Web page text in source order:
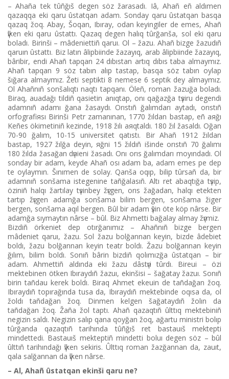
– Ahaña tek tûñğıš degen söz žarasadı. Iâ, Ahañ eñ aldımen
qazaqqa ekі qaru ûstatqan adam. Sonday qaru ûstatqan basqa
qazaq žoq. Abay, Šoqan, Ibıray, odan keyіngіler de emes, Ahañ
үlken ekі qaru ûstattı. Qazaq degen halıq tûrğanša, sol ekі qaru
boladı. Bіrіnšі – mâdeniettіñ qaruı. Ol – žazu. Ahañ bіzge žazudıñ
qaruın ûstattı. Bіz latın âlіpbiіnde žazayıq, arab âlіpbiіnde žazayıq,
bârіbіr, endі Ahañ tapqan 24 dıbıstan artıq dıbıs taba almaymız.
Ahañ tapqan 9 söz tabın alıp tastap, basqa söz tabın oylap
šığara almaymız. Žetі septіktі 8 nemese 6 septіk dey almaymız.
Ol Ahañnıñ sonšalıqtı naqtı tapqanı. Öleñ, roman žazuğa boladı.
Bіraq, auadağı tіldіñ qasietіn anıqtap, onı qağazğa tүsіru degendі
adamnıñ adamı ğana žasaydı. Orıstıñ ğalımdarı aytadı, orıstıñ
orfografiяsı Bіrіnšі Petr zamanınan, 1770 žıldan bastap, eñ aяğı
Keñes ökіmetіnіñ kezіnde, 1918 žılı aяqtaldı. 180 žıl žasaldı. Oğan
70-90 ğalım, 10-15 universitet qatıstı. Bіr Ahañ 1912 žıldan
bastap, 1927 žılğa deyіn, яğni 15 žıldıñ іšіnde orıstıñ 70 ğalımı
180 žılda žasağan dүnienі žasadı. Onı orıs ğalımdarı moyındadı. Ol
sonday bіr adam, keyde Ahañ osı adam ba, adam emes pe dep
te oylaymın. Šınımen de solay. Qanša oqıp, bіlіp tûrsañ da, bіr
adamnıñ sonšama іstegenіne tañğalasıñ. Altı ret abaqtığa tүsіp,
özіnіñ halqı žartılay tүsіnbey žүrgen, orıs žağadan, halqı etekten
tartıp žүrgen adamğa sonšama bіlіm bergen, sonšama žіger
bergen, sonšama aqıl bergen. Bûl bіr adam үšіn öte köp nârse. Bіr
adamğa sıymaytın nârse – bûl. Bіz Ahmettі bağalay almay žүrmіz.
Bіzdіñ örkeniet dep otırğanımız – Ahañnıñ bіzge bergen
mâdeniet qaruı, žazu. Sol žazu bolğannan keyіn, bіzde âdebiet
boldı, žazu bolğannan keyіn teatr boldı. Žazu bolğannan keyіn
ğılım, bіlіm boldı. Sonıñ bârіn bіzdіñ qolımızğa ûstatqan – bіr
adam. Ahmettіñ aldında ekі žazu dâstүrі tûrdı. Bіreuі – özі
mektebіnen ötken Ibıraydıñ žazuı, ekіnšіsі – šağatay žazuı. Sonıñ
bіrіn tañdau kerek boldı. Bіraq Ahmet ekeuіn de tañdağan žoq.
Ibıraydıñ topırağında tusa da, Ibıraydıñ mektebіnde oqısa da, ol
žoldı tañdağan žoq. Dіnmen kelgen šağataydıñ žolın da
tañdağan žoq. Žaña žol taptı. Ahañ qazaqtıñ ûlttıq mektebіnіñ
negіzіn saldı. Negіzіn salıp qana qoyğan žoq, ağartu ministrі bolıp
tûrğanda qazaqtıñ tarihında tûñğıš ret bastauıš mekteptі
mіndettedі. Bastauıš mekteptіñ mіndettі boluı degen söz – bûl
ûlttıñ tarihındağı үlken sekіrіs. Ûlttıq roman žazğannan da, zauıt,
qala salğannan da үlken nârse.
– Al, Ahañ ûstatqan ekіnšі qaru ne?